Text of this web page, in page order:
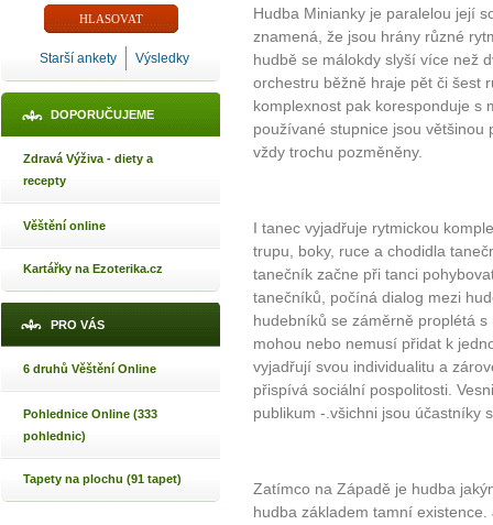
Starší ankety Výsledky
DOPORUČUJEME
Zdravá Výživa - diety a
recepty
Věštění online
Kartářky na Ezoterika.cz
PRO VÁS
6 druhů Věštění Online
Pohlednice Online (333
pohlednic)
Tapety na plochu (91 tapet)
Hudba Minianky je paralelou její
znamená, že jsou hrány různé
hudbě se málokdy slyší více než
orchestru běžně hraje pět či šest
komplexnost pak koresponduje s
používané stupnice jsou
vždy trochu pozměněny.
I tanec vyjadřuje rytmickou
trupu, boky, ruce a chodidla
tanečník začne při tanci
tanečníků, počíná dialog mezi
hudebníků se záměrně proplétá
mohou nebo nemusí přidat k
vyjadřují svou individualitu a
přispívá sociální pospolitosti.
publikum -.všichni jsou účastníky
Zatímco na Západě je hudba
hudba základem tamní